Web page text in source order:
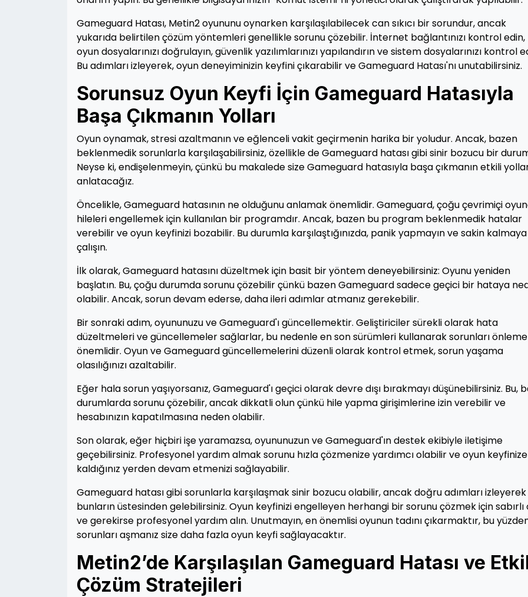
Gameguard Hatası, Metin2 oyununu oynarken karşılaşılabilecek can sıkıcı bir sorundur, ancak
yukarıda belirtilen çözüm yöntemleri genellikle sorunu çözebilir. İnternet bağlantınızı kontrol edin,
oyun dosyalarınızı doğrulayın, güvenlik yazılımlarınızı yapılandırın ve sistem dosyalarınızı kontrol
Bu adımları izleyerek, oyun deneyiminizin keyfini çıkarabilir ve Gameguard Hatası'nı unutabilirsiniz.
Sorunsuz Oyun Keyfi İçin Gameguard Hatasıyla
Başa Çıkmanın Yolları
Oyun oynamak, stresi azaltmanın ve eğlenceli vakit geçirmenin harika bir yoludur. Ancak, bazen
beklenmedik sorunlarla karşılaşabilirsiniz, özellikle de Gameguard hatası gibi sinir bozucu bir
Neyse ki, endişelenmeyin, çünkü bu makalede size Gameguard hatasıyla başa çıkmanın etkili
anlatacağız.
Öncelikle, Gameguard hatasının ne olduğunu anlamak önemlidir. Gameguard, çoğu çevrimiçi
hileleri engellemek için kullanılan bir programdır. Ancak, bazen bu program beklenmedik hatalar
verebilir ve oyun keyfinizi bozabilir. Bu durumla karşılaştığınızda, panik yapmayın ve sakin kalmaya
çalışın.
İlk olarak, Gameguard hatasını düzeltmek için basit bir yöntem deneyebilirsiniz: Oyunu yeniden
başlatın. Bu, çoğu durumda sorunu çözebilir çünkü bazen Gameguard sadece geçici bir hataya
olabilir. Ancak, sorun devam ederse, daha ileri adımlar atmanız gerekebilir.
Bir sonraki adım, oyununuzu ve Gameguard'ı güncellemektir. Geliştiriciler sürekli olarak hata
düzeltmeleri ve güncellemeler sağlarlar, bu nedenle en son sürümleri kullanarak sorunları
önemlidir. Oyun ve Gameguard güncellemelerini düzenli olarak kontrol etmek, sorun yaşama
olasılığınızı azaltabilir.
Eğer hala sorun yaşıyorsanız, Gameguard'ı geçici olarak devre dışı bırakmayı düşünebilirsiniz. Bu,
durumlarda sorunu çözebilir, ancak dikkatli olun çünkü hile yapma girişimlerine izin verebilir ve
hesabınızın kapatılmasına neden olabilir.
Son olarak, eğer hiçbiri işe yaramazsa, oyununuzun ve Gameguard'ın destek ekibiyle iletişime
geçebilirsiniz. Profesyonel yardım almak sorunu hızla çözmenize yardımcı olabilir ve oyun keyfinize
kaldığınız yerden devam etmenizi sağlayabilir.
Gameguard hatası gibi sorunlarla karşılaşmak sinir bozucu olabilir, ancak doğru adımları izleyerek
bunların üstesinden gelebilirsiniz. Oyun keyfinizi engelleyen herhangi bir sorunu çözmek için sabırlı
ve gerekirse profesyonel yardım alın. Unutmayın, en önemlisi oyunun tadını çıkarmaktır, bu
sorunları aşmanız size daha fazla oyun keyfi sağlayacaktır.
Metin2’de Karşılaşılan Gameguard Hatası ve
Çözüm Stratejileri